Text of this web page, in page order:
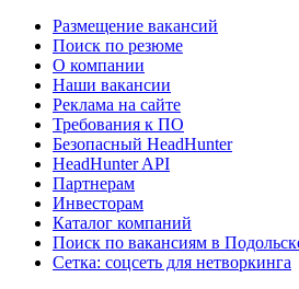
Размещение вакансий
Поиск по резюме
О компании
Наши вакансии
Реклама на сайте
Требования к ПО
Безопасный HeadHunter
HeadHunter API
Партнерам
Инвесторам
Каталог компаний
Поиск по вакансиям в
Сетка: соцсеть для нетворкинга